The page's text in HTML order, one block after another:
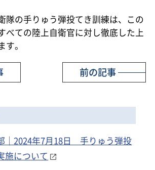
隊の手りゅう弾投てき訓練は、この
べての陸上自衛官に対し徹底した上
。
前の記事
｜2024年7月18日 手りゅう弾投
施について